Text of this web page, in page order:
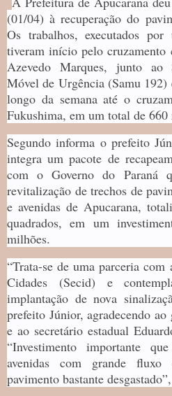
(01/04) à recuperação do
Os trabalhos, executados
tiveram início pelo
Azevedo Marques, junto ao
Móvel de Urgência (Samu 192)
longo da semana até o
Fukushima, em um total de 660
Segundo informa o prefeito
integra um pacote de
com o Governo do Paraná
revitalização de trechos de
e avenidas de Apucarana,
quadrados, em um
milhões.
“Trata-se de uma parceria com
Cidades (Secid) e
implantação de nova
prefeito Júnior, agradecendo
e ao secretário estadual
“Investimento importante
avenidas com grande
pavimento bastante